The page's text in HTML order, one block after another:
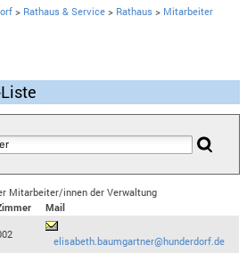
> Rathaus & Service > Rathaus > Mitarbeiter
Mitarbeiter/innen der Verwaltung
Mail
elisabeth.baumgartner@hunderdorf.de